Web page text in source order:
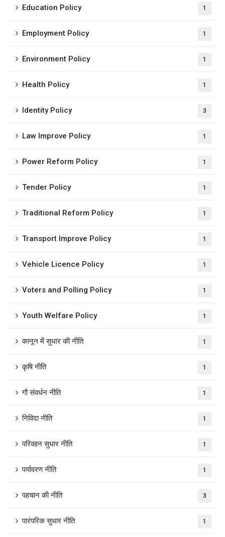
Education Policy 1
Employment Policy 1
Environment Policy 1
Health Policy 1
Identity Policy 3
Law Improve Policy 1
Power Reform Policy 1
Tender Policy 1
Traditional Reform Policy 1
Transport Improve Policy 1
Vehicle Licence Policy 1
Voters and Polling Policy 1
Youth Welfare Policy 1
कानून में सुधार की नीति 1
कृषि नीति 1
गौ संवर्धन नीति 1
निविदा नीति 1
परिवहन सुधार नीति 1
पर्यावरण नीति 1
पहचान की नीति 3
पारंपरिक सुधार नीति 1